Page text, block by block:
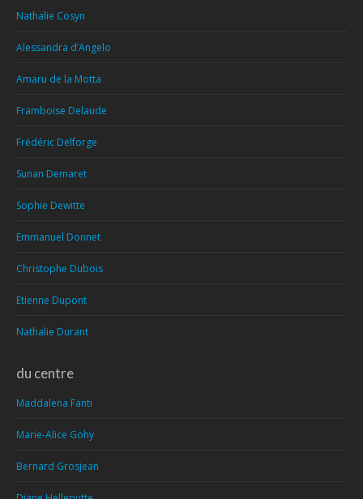
Nathalie Cosyn
Alessandra d’Angelo
Amaru de la Motta
Framboise Delaude
Frédéric Delforge
Sunan Demaret
Sophie Dewitte
Emmanuel Donnet
Christophe Dubois
Etienne Dupont
Nathalie Durant
du centre
Maddalena Fanti
Marie-Alice Gohy
Bernard Grosjean